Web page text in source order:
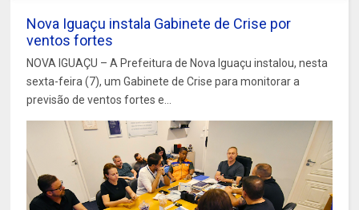
Nova Iguaçu instala Gabinete de Crise por
ventos fortes
NOVA IGUAÇU – A Prefeitura de Nova Iguaçu instalou, nesta
sexta-feira (7), um Gabinete de Crise para monitorar a
previsão de ventos fortes e...